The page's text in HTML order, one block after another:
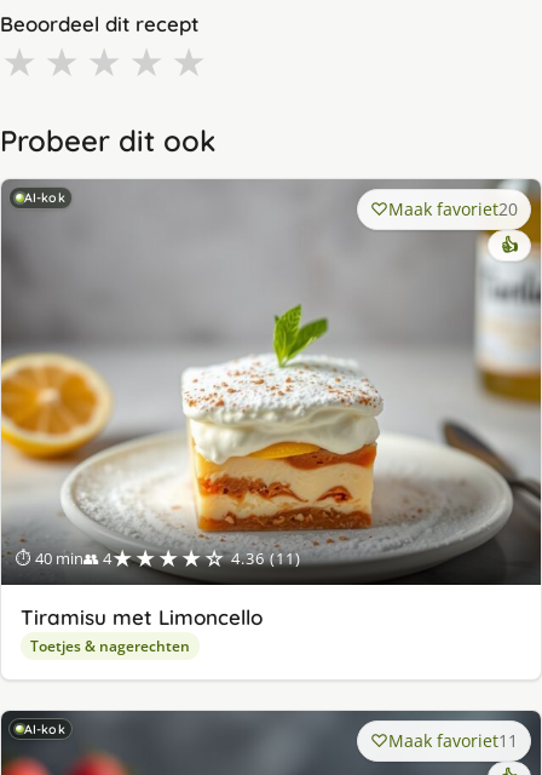
Beoordeel dit recept
★ ★ ★ ★ ★
Probeer dit ook
AI-kok
⏱ 40 min👥 4★★★★☆ 4.36 (11)
Maak favoriet20
👍
Tiramisu met Limoncello
Toetjes & nagerechten
AI-kok Maak favoriet11